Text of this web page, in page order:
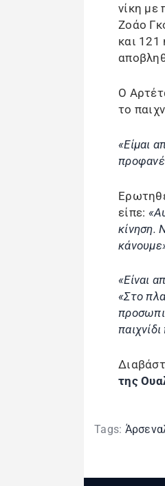
νίκη με
Ζοάο
και 121
Ο
το
«Είμαι
είπε:
κίνηση.
«Είναι
«Στο
της
Tags: